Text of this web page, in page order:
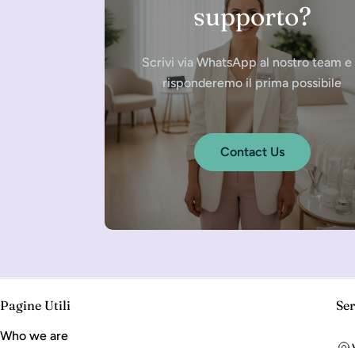
supporto?
Scrivi via WhatsApp al nostro team e
risponderemo il prima possibile
Contact Us
Pagine Utili
Who we are